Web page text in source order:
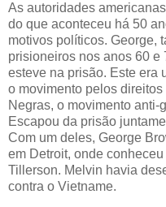
As autoridades
do que aconteceu há 50
motivos políticos. George,
prisioneiros nos anos 60
esteve na prisão. Este era
o movimento pelos
Negras, o movimento
Escapou da prisão
Com um deles, George
em Detroit, onde
Tillerson. Melvin havia
contra o Vietname.